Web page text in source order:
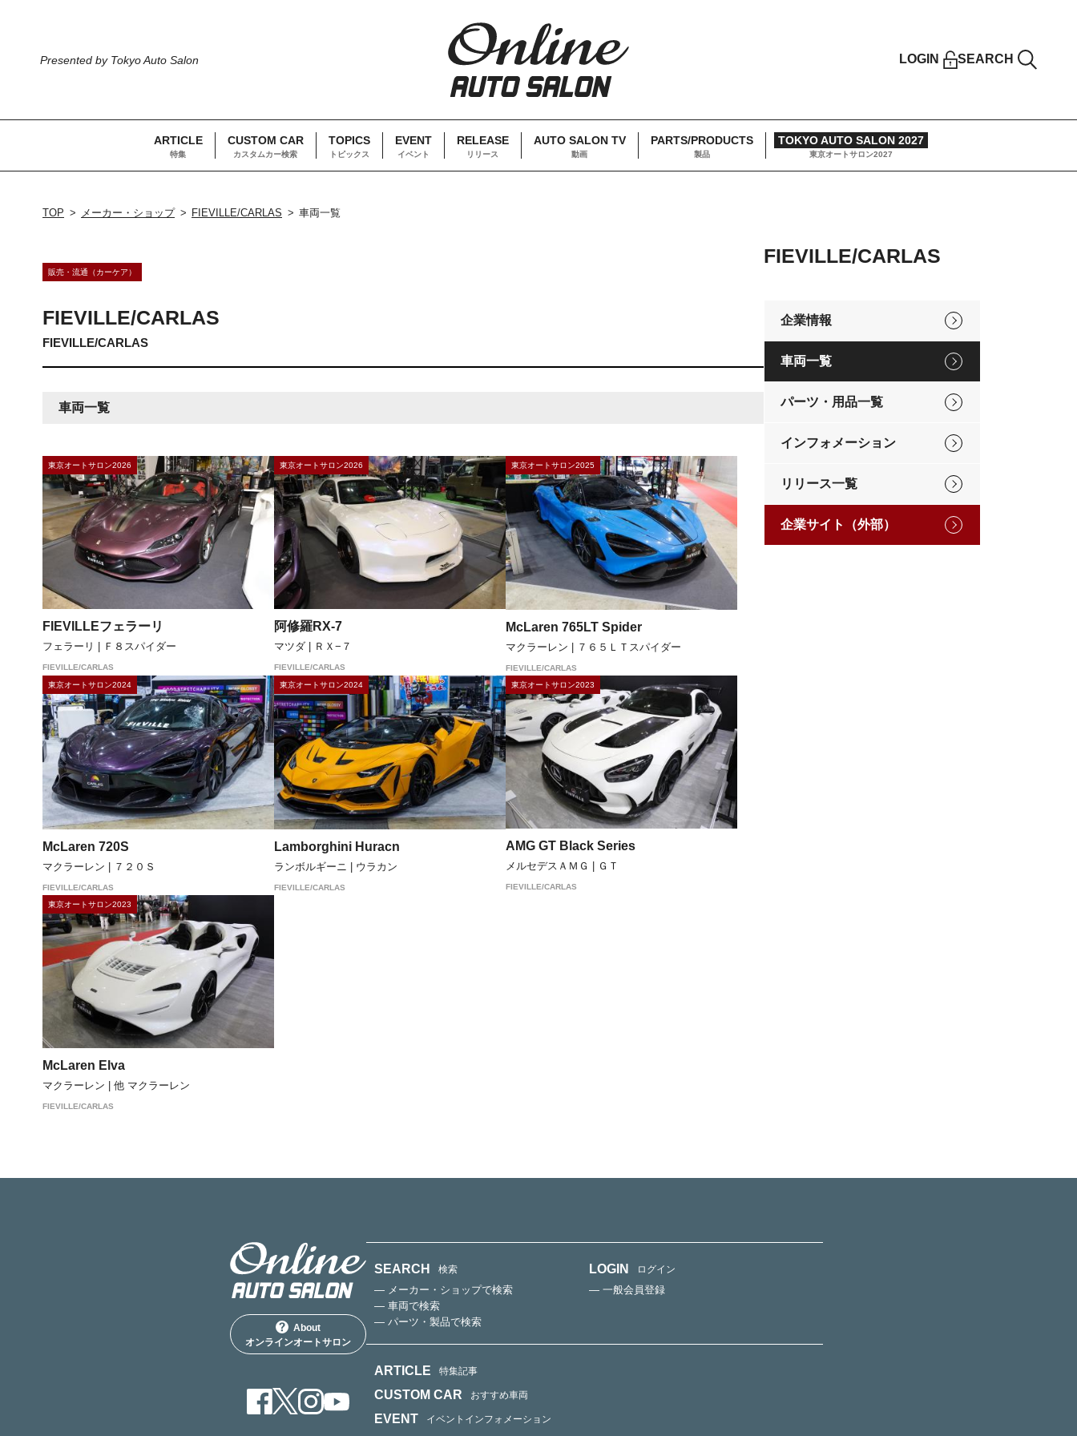
Presented by Tokyo Auto Salon LOGIN SEARCH
ARTICLE
特集
CUSTOM CAR
カスタムカー検索
TOPICS
トピックス
EVENT
イベント
RELEASE
リリース
AUTO SALON TV
動画
PARTS/PRODUCTS
製品
TOKYO AUTO SALON 2027
東京オートサロン2027
TOP メーカー・ショップ FIEVILLE/CARLAS 車両一覧
販売・流通（カーケア）
FIEVILLE/CARLAS
FIEVILLE/CARLAS
車両一覧
東京オートサロン2026
FIEVILLEフェラーリ
フェラーリ | Ｆ８スパイダー
FIEVILLE/CARLAS
東京オートサロン2026
阿修羅RX-7
マツダ | ＲＸ−７
FIEVILLE/CARLAS
東京オートサロン2025
McLaren 765LT Spider
マクラーレン | ７６５ＬＴスパイダー
FIEVILLE/CARLAS
東京オートサロン2024
McLaren 720S
マクラーレン | ７２０Ｓ
FIEVILLE/CARLAS
東京オートサロン2024
Lamborghini Huracn
ランボルギーニ | ウラカン
FIEVILLE/CARLAS
東京オートサロン2023
AMG GT Black Series
メルセデスＡＭＧ | ＧＴ
FIEVILLE/CARLAS
東京オートサロン2023
McLaren Elva
マクラーレン | 他 マクラーレン
FIEVILLE/CARLAS
FIEVILLE/CARLAS
企業情報
車両一覧
パーツ・用品一覧
インフォメーション
リリース一覧
企業サイト（外部）
About
オンラインオートサロン
SEARCH 検索
— メーカー・ショップで検索
— 車両で検索
— パーツ・製品で検索
LOGIN ログイン
— 一般会員登録
ARTICLE 特集記事
CUSTOM CAR おすすめ車両
EVENT イベントインフォメーション